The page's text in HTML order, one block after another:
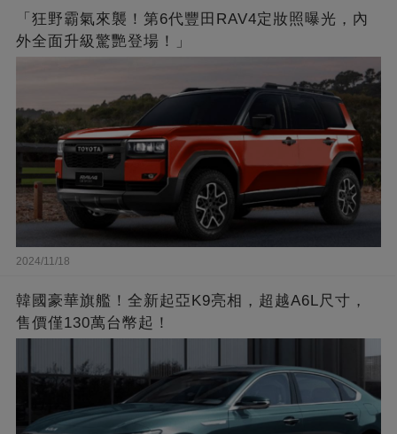
「狂野霸氣來襲！第6代豐田RAV4定妝照曝光，內
外全面升級驚艷登場！」
2024/11/18
韓國豪華旗艦！全新起亞K9亮相，超越A6L尺寸，
售價僅130萬台幣起！